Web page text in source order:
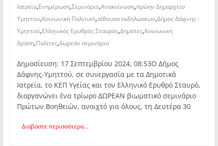
Ιατρεία,Ενημέρωση,Σεμινάριο,Ανακοίνωση,πρώην Δημαρχείο
Υμηττού,Κοινωνική Πολιτική,αίθουσα εκδηλώσεων,Δήμος Δάφνης -
Υμηττού,Ελληνικός Ερυθρός Σταυρός,Δημότες,Κοινωνική
δράση,Πολίτες,δωρεάν σεμινάριο
Δημοσίευση: 17 Σεπτεμβρίου 2024, 08:53Ο Δήμος
Δάφνης-Υμηττού, σε συνεργασία με τα Δημοτικά
Ιατρεία, το ΚΕΠ Υγείας και τον Ελληνικό Ερυθρό Σταυρό,
διοργανώνει ένα τρίωρο ΔΩΡΕΑΝ βιωματικό σεμινάριο
Πρώτων Βοηθειών, ανοιχτό για όλους, τη Δευτέρα 30
Διαβάστε περισσότερα...